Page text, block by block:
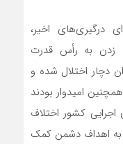
درگیری‌های اخیر،
زدن به رأس قدرت
دچار اختلال شده و
امیدوار بودند
کشور اختلاف
به اهداف دشمن کمک